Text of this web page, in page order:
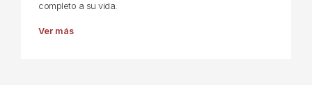
completo a su vida.
Ver más